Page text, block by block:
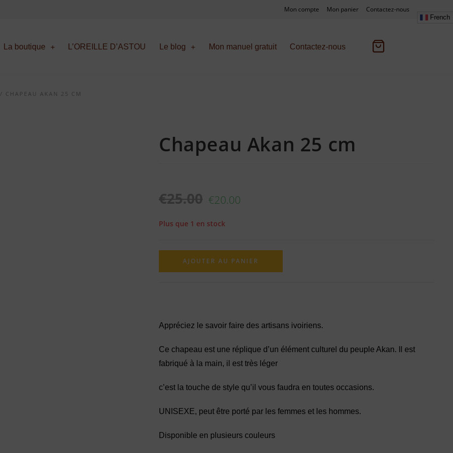
Mon compte Mon panier Contactez-nous
French
La boutique L’OREILLE D’ASTOU Le blog Mon manuel gratuit Contactez-nous
/ CHAPEAU AKAN 25 CM
Chapeau Akan 25 cm
€25.00 €20.00
Plus que 1 en stock
AJOUTER AU PANIER
Appréciez le savoir faire des artisans ivoiriens.
Ce chapeau est une réplique d’un élément culturel du peuple Akan. Il est
fabriqué à la main, il est très léger
c’est la touche de style qu’il vous faudra en toutes occasions.
UNISEXE, peut être porté par les femmes et les hommes.
Disponible en plusieurs couleurs